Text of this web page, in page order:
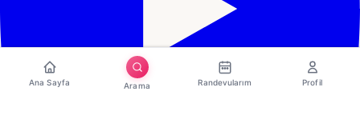
Ana Sayfa Arama Randevularım Profil